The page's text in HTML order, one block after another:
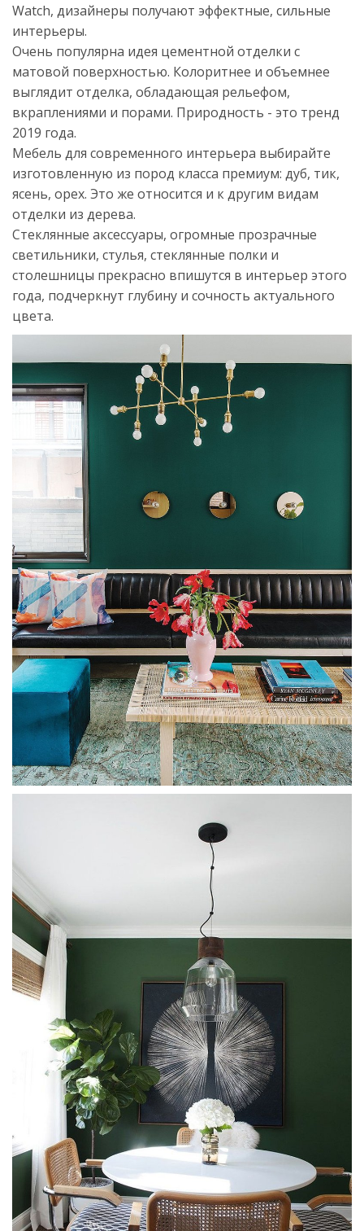
Watch, дизайнеры получают эффектные, сильные
интерьеры.
Очень популярна идея цементной отделки с
матовой поверхностью. Колоритнее и объемнее
выглядит отделка, обладающая рельефом,
вкраплениями и порами. Природность - это тренд
2019 года.
Мебель для современного интерьера выбирайте
изготовленную из пород класса премиум: дуб, тик,
ясень, орех. Это же относится и к другим видам
отделки из дерева.
Стеклянные аксессуары, огромные прозрачные
светильники, стулья, стеклянные полки и
столешницы прекрасно впишутся в интерьер этого
года, подчеркнут глубину и сочность актуального
цвета.